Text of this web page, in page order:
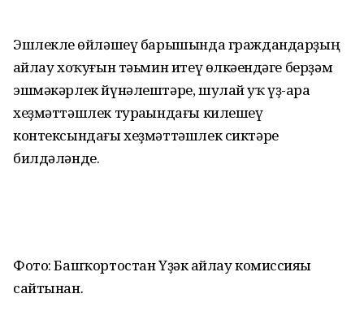
Эшлекле һөйләшеү барышында граждандарҙың
һайлау хоҡуғын тәьмин итеү өлкәһендәге берҙәм
эшмәкәрлек йүнәлештәре, шулай уҡ үҙ-ара
хеҙмәттәшлек тураһындағы килешеү
контексындағы хеҙмәттәшлек сиктәре
билдәләнде.
Фото: Башҡортостан Үҙәк һайлау комиссияһы
сайтынан.